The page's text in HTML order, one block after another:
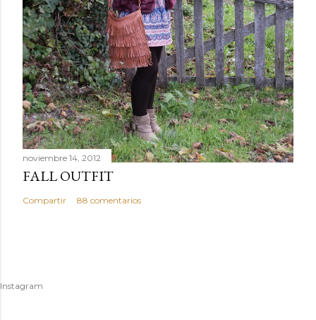
noviembre 14, 2012
FALL OUTFIT
Compartir 88 comentarios
Instagram